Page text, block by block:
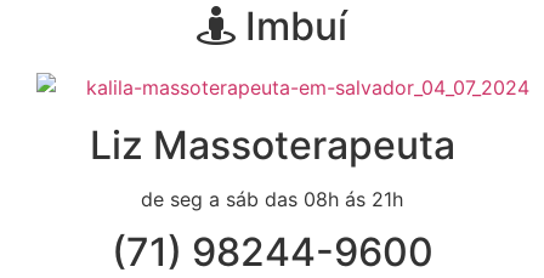
Imbuí
Liz Massoterapeuta
de seg a sáb das 08h ás 21h
(71) 98244-9600